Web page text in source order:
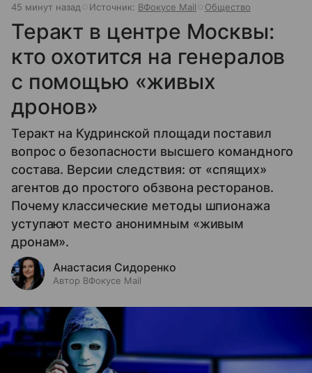
45 минут назад Источник: ВФокусе Mail Общество
Теракт в центре Москвы:
кто охотится на генералов
с помощью «живых
дронов»
Теракт на Кудринской площади поставил
вопрос о безопасности высшего командного
состава. Версии следствия: от «спящих»
агентов до простого обзвона ресторанов.
Почему классические методы шпионажа
уступают место анонимным «живым
дронам».
Анастасия Сидоренко
Автор ВФокусе Mail